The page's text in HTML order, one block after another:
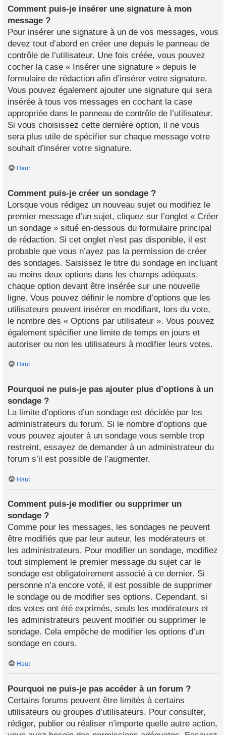
Comment puis-je insérer une signature à mon
message ?
Pour insérer une signature à un de vos messages, vous
devez tout d’abord en créer une depuis le panneau de
contrôle de l’utilisateur. Une fois créée, vous pouvez
cocher la case « Insérer une signature » depuis le
formulaire de rédaction afin d’insérer votre signature.
Vous pouvez également ajouter une signature qui sera
insérée à tous vos messages en cochant la case
appropriée dans le panneau de contrôle de l’utilisateur.
Si vous choisissez cette dernière option, il ne vous
sera plus utile de spécifier sur chaque message votre
souhait d’insérer votre signature.
Haut
Comment puis-je créer un sondage ?
Lorsque vous rédigez un nouveau sujet ou modifiez le
premier message d’un sujet, cliquez sur l’onglet « Créer
un sondage » situé en-dessous du formulaire principal
de rédaction. Si cet onglet n’est pas disponible, il est
probable que vous n’ayez pas la permission de créer
des sondages. Saisissez le titre du sondage en incluant
au moins deux options dans les champs adéquats,
chaque option devant être insérée sur une nouvelle
ligne. Vous pouvez définir le nombre d’options que les
utilisateurs peuvent insérer en modifiant, lors du vote,
le nombre des « Options par utilisateur ». Vous pouvez
également spécifier une limite de temps en jours et
autoriser ou non les utilisateurs à modifier leurs votes.
Haut
Pourquoi ne puis-je pas ajouter plus d’options à un
sondage ?
La limite d’options d’un sondage est décidée par les
administrateurs du forum. Si le nombre d’options que
vous pouvez ajouter à un sondage vous semble trop
restreint, essayez de demander à un administrateur du
forum s’il est possible de l’augmenter.
Haut
Comment puis-je modifier ou supprimer un
sondage ?
Comme pour les messages, les sondages ne peuvent
être modifiés que par leur auteur, les modérateurs et
les administrateurs. Pour modifier un sondage, modifiez
tout simplement le premier message du sujet car le
sondage est obligatoirement associé à ce dernier. Si
personne n’a encore voté, il est possible de supprimer
le sondage ou de modifier ses options. Cependant, si
des votes ont été exprimés, seuls les modérateurs et
les administrateurs peuvent modifier ou supprimer le
sondage. Cela empêche de modifier les options d’un
sondage en cours.
Haut
Pourquoi ne puis-je pas accéder à un forum ?
Certains forums peuvent être limités à certains
utilisateurs ou groupes d’utilisateurs. Pour consulter,
rédiger, publier ou réaliser n’importe quelle autre action,